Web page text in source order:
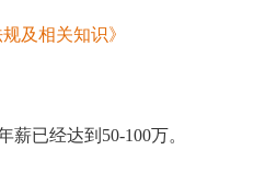
及相关知识》
已经达到50-100万。